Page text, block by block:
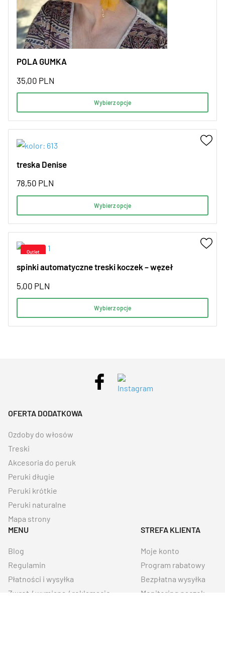
POLA GUMKA
35,00 PLN
Wybierz opcje
treska Denise
78,50 PLN
Wybierz opcje
spinki automatyczne treski koczek – węzeł
5,00 PLN
Wybierz opcje
OFERTA DODATKOWA
Ozdoby do włosów
Treski
Akcesoria do peruk
Peruki długie
Peruki krótkie
Peruki naturalne
Mapa strony
MENU
Blog
Regulamin
Płatności i wysyłka
Zwrot / wymiana / reklamacje
STREFA KLIENTA
Moje konto
Program rabatowy
Bezpłatna wysyłka
Monitoring paczek